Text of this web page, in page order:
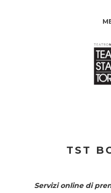
TST
Servizi online di